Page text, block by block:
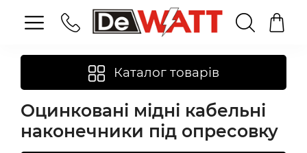
Каталог товарів
Оцинковані мідні кабельні
наконечники під опресовку